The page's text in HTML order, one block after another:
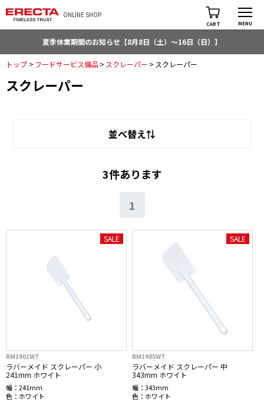
ONLINE SHOP
CART MENU
夏季休業期間のお知らせ【8月8日（土）～16日（日）】
トップ > フードサービス備品> スクレーパー > スクレーパー
スクレーパー
並べ替え⇅
3件あります
1
SALE
RM1901WT
ラバーメイド スクレーパー 小
241mm ホワイト
幅： 241mm
色： ホワイト
SALE
RM1905WT
ラバーメイド スクレーパー 中
343mm ホワイト
幅： 343mm
色： ホワイト